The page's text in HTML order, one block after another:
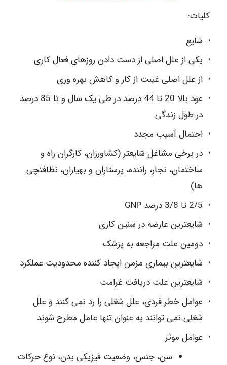
کلیات:
شایع
یکی از علل اصلی از دست دادن روزهای فعال کاری
از علل اصلی غیبت از کار و کاهش بهره وری
عود بالا 20 تا 44 درصد در طی یک سال و تا 85 درصد
در طول زندگی
احتمال آسیب مجدد
در برخی مشاغل شایعتر (کشاورزان، کارگران راه و
ساختمان، نجار، راننده، پرستاران و بهیاران، نظافتچی
ها)
2/5 تا 3/8 درصد GNP
شایعترین عارضه در سنین کاری
دومین علت مراجعه به پزشک
شایعترین بیماری مزمن ایجاد کننده محدودیت عملکرد
شایعترین علت دریافت غرامت
عوامل خطر فردی، علل شغلی را رد نمی کنند و علل
شغلی نمی توانند به عنوان تنها عامل مطرح شوند
عوامل موثر
سن، جنس، وضعیت فیزیکی بدن، نوع حرکات